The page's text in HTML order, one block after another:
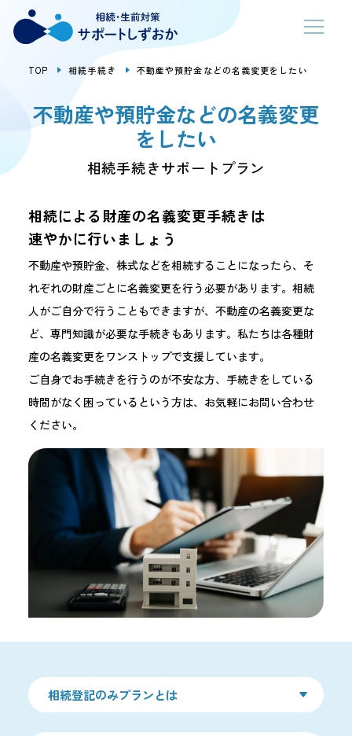
TOP 相続手続き 不動産や預貯金などの名義変更をしたい
不動産や預貯金などの名義変更
をしたい
相続手続きサポートプラン
相続による財産の名義変更手続きは
速やかに行いましょう
不動産や預貯金、株式などを相続することになったら、そ
れぞれの財産ごとに名義変更を行う必要があります。相続
人がご自分で行うこともできますが、不動産の名義変更な
ど、専門知識が必要な手続きもあります。私たちは各種財
産の名義変更をワンストップで支援しています。
ご自身でお手続きを行うのが不安な方、手続きをしている
時間がなく困っているという方は、お気軽にお問い合わせ
ください。
相続登記のみプランとは